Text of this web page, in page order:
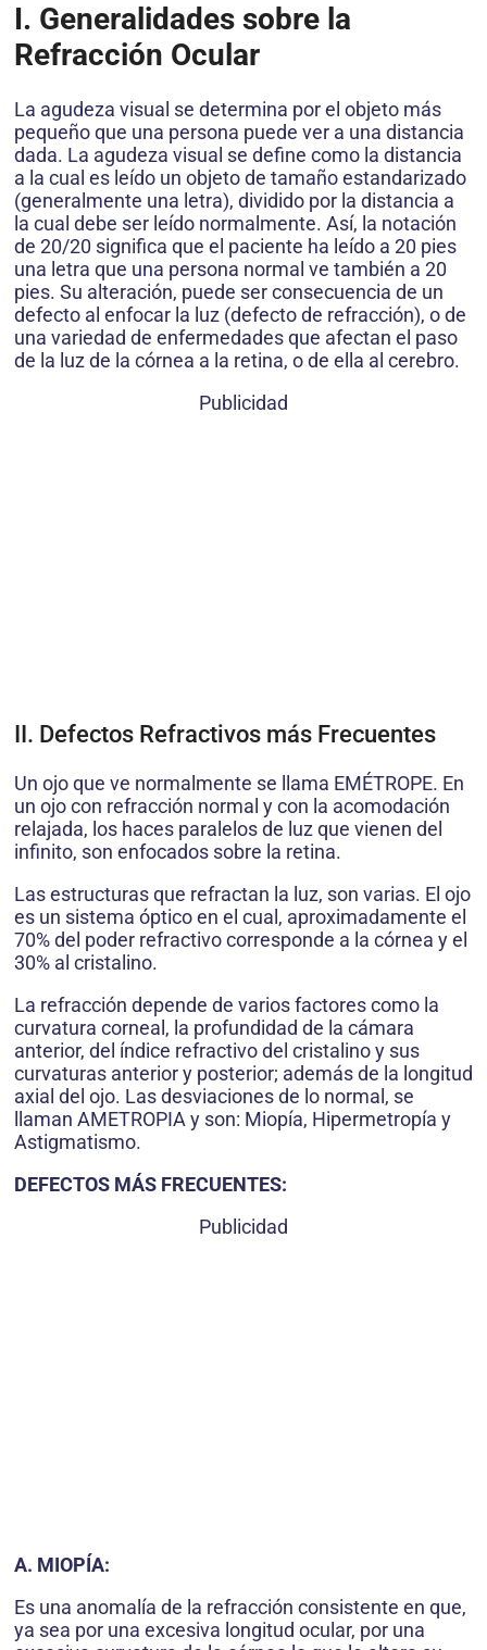
I. Generalidades sobre la
Refracción Ocular
La agudeza visual se determina por el objeto más
pequeño que una persona puede ver a una distancia
dada. La agudeza visual se define como la distancia
a la cual es leído un objeto de tamaño estandarizado
(generalmente una letra), dividido por la distancia a
la cual debe ser leído normalmente. Así, la notación
de 20/20 significa que el paciente ha leído a 20 pies
una letra que una persona normal ve también a 20
pies. Su alteración, puede ser consecuencia de un
defecto al enfocar la luz (defecto de refracción), o de
una variedad de enfermedades que afectan el paso
de la luz de la córnea a la retina, o de ella al cerebro.
Publicidad
II. Defectos Refractivos más Frecuentes
Un ojo que ve normalmente se llama EMÉTROPE. En
un ojo con refracción normal y con la acomodación
relajada, los haces paralelos de luz que vienen del
infinito, son enfocados sobre la retina.
Las estructuras que refractan la luz, son varias. El ojo
es un sistema óptico en el cual, aproximadamente el
70% del poder refractivo corresponde a la córnea y el
30% al cristalino.
La refracción depende de varios factores como la
curvatura corneal, la profundidad de la cámara
anterior, del índice refractivo del cristalino y sus
curvaturas anterior y posterior; además de la longitud
axial del ojo. Las desviaciones de lo normal, se
llaman AMETROPIA y son: Miopía, Hipermetropía y
Astigmatismo.
DEFECTOS MÁS FRECUENTES:
Publicidad
A. MIOPÍA:
Es una anomalía de la refracción consistente en que,
ya sea por una excesiva longitud ocular, por una